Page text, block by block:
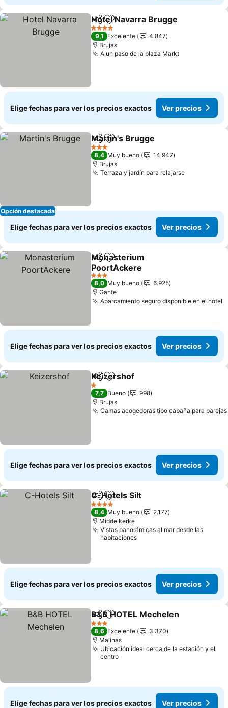
CompartirAgregar a favoritos
Hotel Navarra Brugge
4 Estrellas
9,1 Excelente
4.847
Brujas
A un paso de la plaza Markt
Elige fechas para ver los precios exactos Ver precios
Opción destacada
CompartirAgregar a favoritos
Martin's Brugge
3 Estrellas
8,4 Muy bueno
14.947
Brujas
Terraza y jardín para relajarse
Elige fechas para ver los precios exactos Ver precios
CompartirAgregar a favoritos
Monasterium
PoortAckere
3 Estrellas
8,0 Muy bueno
6.925
Gante
Aparcamiento seguro disponible en el hotel
Elige fechas para ver los precios exactos Ver precios
CompartirAgregar a favoritos
Keizershof
1 Estrellas
7,7 Bueno
998
Brujas
Camas acogedoras tipo cabaña para parejas
Elige fechas para ver los precios exactos Ver precios
CompartirAgregar a favoritos
C-Hotels Silt
4 Estrellas
8,4 Muy bueno
2.177
Middelkerke
Vistas panorámicas al mar desde las
habitaciones
Elige fechas para ver los precios exactos Ver precios
CompartirAgregar a favoritos
B&B HOTEL Mechelen
3 Estrellas
8,6 Excelente
3.370
Malinas
Ubicación ideal cerca de la estación y el
centro
Elige fechas para ver los precios exactos Ver precios